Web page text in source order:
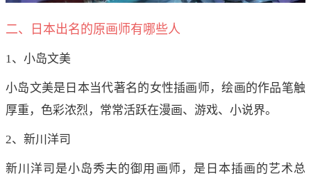
二、日本出名的原画师有哪些人
1、小岛文美
小岛文美是日本当代著名的女性插画师，绘画的作品笔触
厚重，色彩浓烈，常常活跃在漫画、游戏、小说界。
2、新川洋司
新川洋司是小岛秀夫的御用画师，是日本插画的艺术总